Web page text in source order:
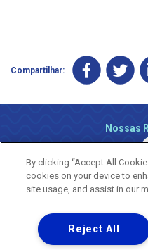
Compartilhar:
Nossas
Uma empresa
Copyright
By clicking “Accept All
cookies on your device to
site usage, and assist in our
Reject All